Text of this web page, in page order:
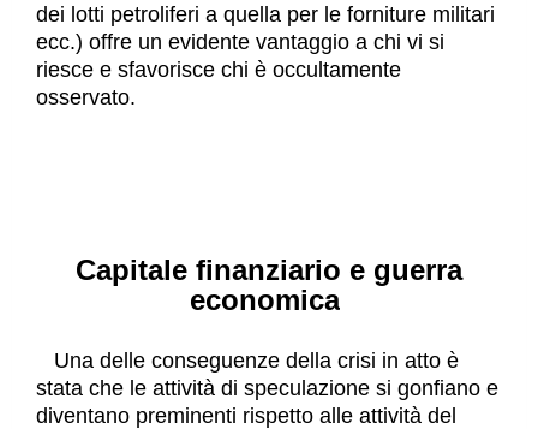
dei lotti petroliferi a quella per le forniture militari
ecc.) offre un evidente vantaggio a chi vi si
riesce e sfavorisce chi è occultamente
osservato.
Capitale finanziario e guerra
economica
Una delle conseguenze della crisi in atto è
stata che le attività di speculazione si gonfiano e
diventano preminenti rispetto alle attività del